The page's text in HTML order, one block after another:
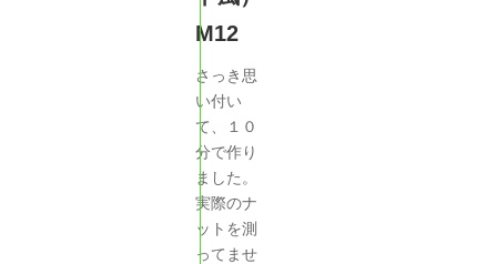
M12
さっき思
い付い
て、１０
分で作り
ました。
実際のナ
ットを測
ってませ